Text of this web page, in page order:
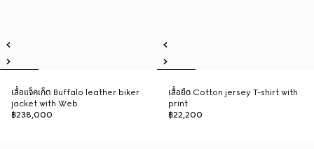
เสื้อแจ็คเก็ต Buffalo leather biker
jacket with Web
฿238,000
เสื้อยืด Cotton jersey T-shirt with
print
฿22,200